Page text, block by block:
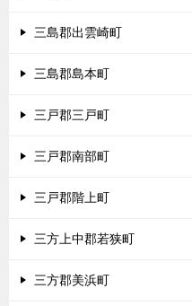
三島郡出雲崎町
三島郡島本町
三戸郡三戸町
三戸郡南部町
三戸郡階上町
三方上中郡若狭町
三方郡美浜町